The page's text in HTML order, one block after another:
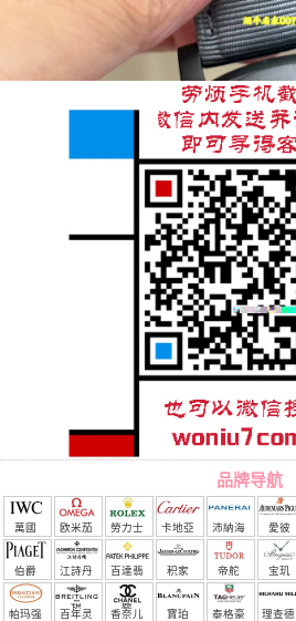
品牌导航
萬國 欧米茄 勞力士 卡地亞 沛納海 愛彼
伯爵 江詩丹
頓
百達翡
麗
积家 帝舵 宝玑
帕玛强 百年灵 香奈儿 寶珀 泰格豪 理查德.